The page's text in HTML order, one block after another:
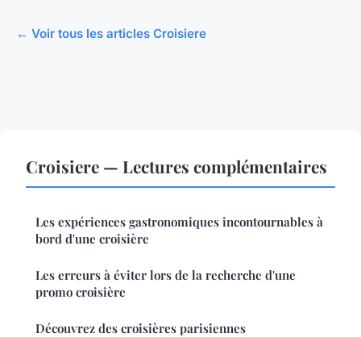
← Voir tous les articles Croisiere
Croisiere — Lectures complémentaires
Les expériences gastronomiques incontournables à
bord d'une croisière
Les erreurs à éviter lors de la recherche d'une
promo croisière
Découvrez des croisières parisiennes